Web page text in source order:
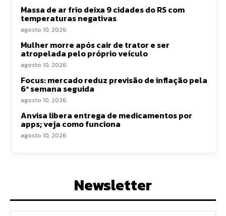
Massa de ar frio deixa 9 cidades do RS com
temperaturas negativas
agosto 10, 2026
Mulher morre após cair de trator e ser
atropelada pelo próprio veículo
agosto 10, 2026
Focus: mercado reduz previsão de inflação pela
6ª semana seguida
agosto 10, 2026
Anvisa libera entrega de medicamentos por
apps; veja como funciona
agosto 10, 2026
Newsletter